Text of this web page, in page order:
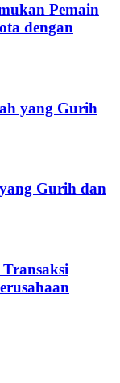
Pemain
dengan
yang Gurih
Gurih dan